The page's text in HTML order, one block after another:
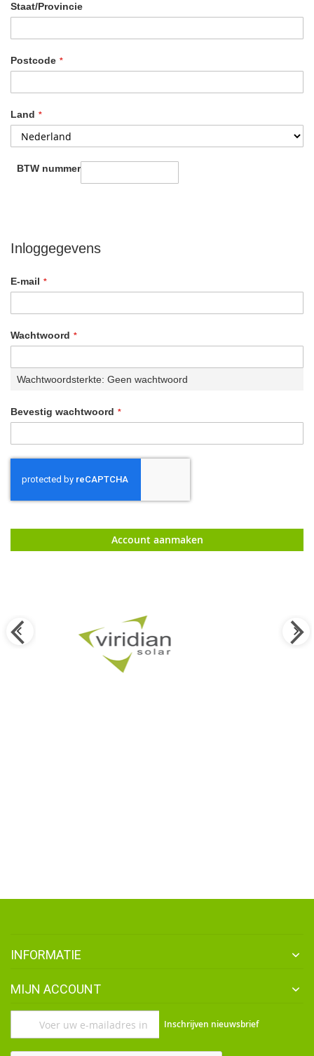
Staat/Provincie
Postcode
Land
BTW nummer
Inloggegevens
E-mail
Wachtwoord
Wachtwoordsterkte: Geen wachtwoord
Bevestig wachtwoord
Account aanmaken
INFORMATIE
MIJN ACCOUNT
Inschrijven nieuwsbrief